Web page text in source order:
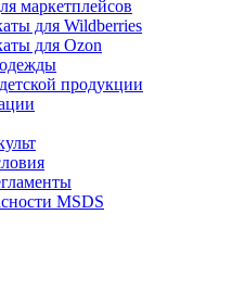
маркетплейсов
для Wildberries
для Ozon
продукции
MSDS